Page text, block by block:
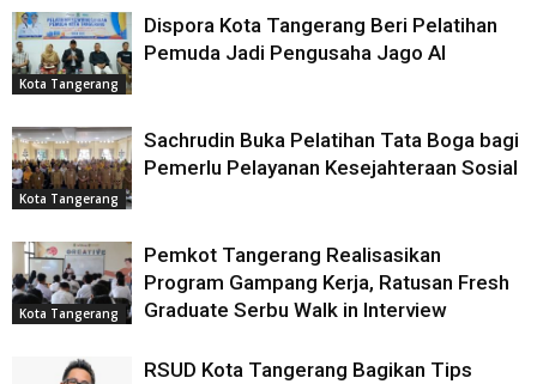
Kota Tangerang
Dispora Kota Tangerang Beri Pelatihan
Pemuda Jadi Pengusaha Jago AI
Kota Tangerang
Sachrudin Buka Pelatihan Tata Boga bagi
Pemerlu Pelayanan Kesejahteraan Sosial
Kota Tangerang
Pemkot Tangerang Realisasikan
Program Gampang Kerja, Ratusan Fresh
Graduate Serbu Walk in Interview
RSUD Kota Tangerang Bagikan Tips